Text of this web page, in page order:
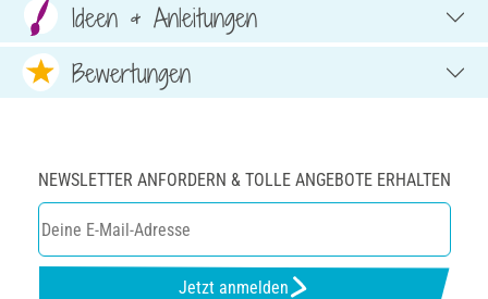
Ideen & Anleitungen
Bewertungen
NEWSLETTER ANFORDERN & TOLLE ANGEBOTE ERHALTEN
Jetzt anmelden